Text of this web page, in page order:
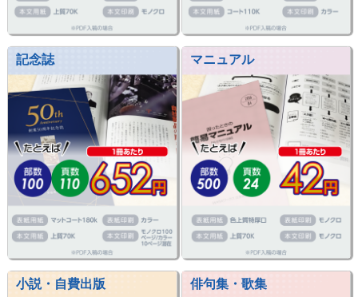
記念誌 マニュアル
小説・自費出版 俳句集・歌集